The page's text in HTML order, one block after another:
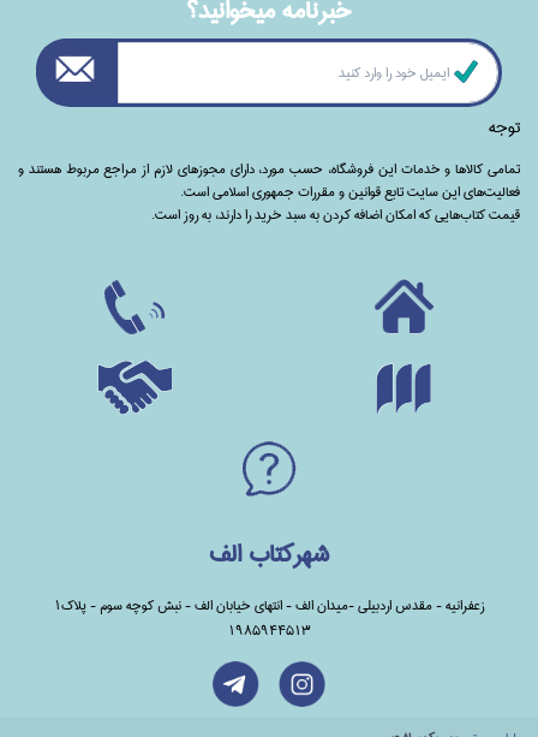
خبرنامه ميخوانيد؟
توجه
تمامی‌ کالاها و خدمات این فروشگاه، حسب مورد،‌ دارای مجوزهای لازم از مراجع مربوط هستند ‌و‌‌
فعالیت‌های این سایت تابع قوانین و مقررات جمهوری اسلامی است.
قیمت کتاب‌هایی که امکان اضافه کردن به سبد خرید را دارند،‌ به روز است.
شهرکتاب الف
زعفرانیه - مقدس اردبیلی -میدان الف - انتهای خیابان الف - نبش کوچه سوم - پلاک1
1985944513